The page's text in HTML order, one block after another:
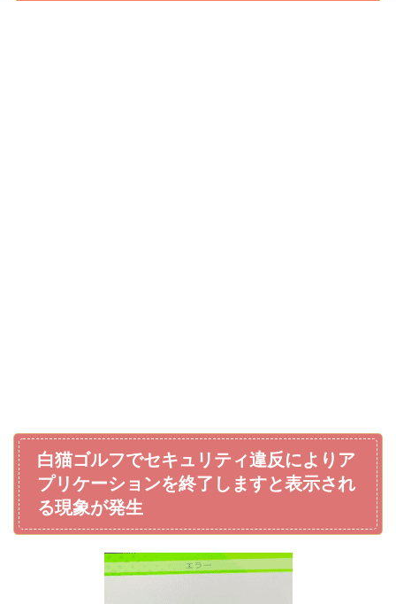
白猫ゴルフでセキュリティ違反によりア
プリケーションを終了しますと表示され
る現象が発生